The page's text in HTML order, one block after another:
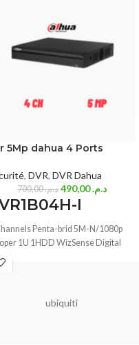
5Mp dahua 4 Ports
, DVR, DVR Dahua
د.م.700,00 د.م.490,00
I
Penta-brid 5M-N/1080p
1U 1HDD WizSense Digital
Recorder
Coding > Supports
ubiquiti